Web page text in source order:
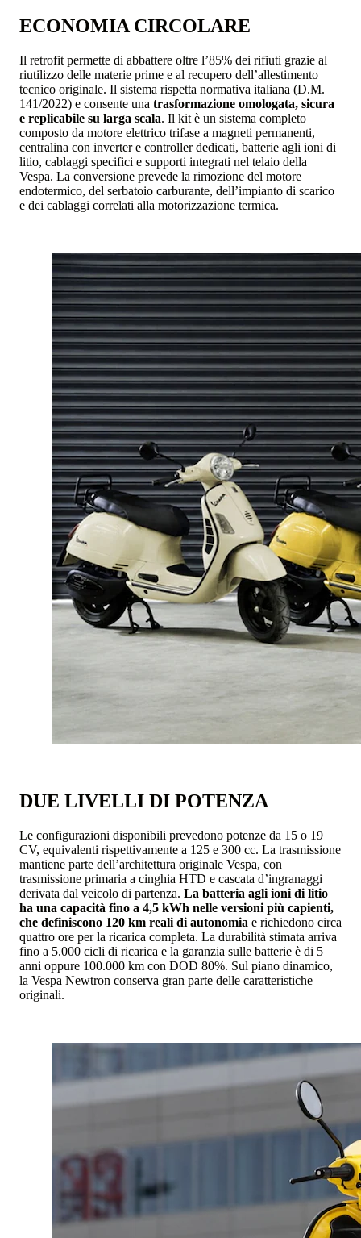
ECONOMIA CIRCOLARE
Il retrofit permette di abbattere oltre l’85% dei rifiuti grazie al
riutilizzo delle materie prime e al recupero dell’allestimento
tecnico originale. Il sistema rispetta normativa italiana (D.M.
141/2022) e consente una trasformazione omologata, sicura
e replicabile su larga scala. Il kit è un sistema completo
composto da motore elettrico trifase a magneti permanenti,
centralina con inverter e controller dedicati, batterie agli ioni di
litio, cablaggi specifici e supporti integrati nel telaio della
Vespa. La conversione prevede la rimozione del motore
endotermico, del serbatoio carburante, dell’impianto di scarico
e dei cablaggi correlati alla motorizzazione termica.
DUE LIVELLI DI POTENZA
Le configurazioni disponibili prevedono potenze da 15 o 19
CV, equivalenti rispettivamente a 125 e 300 cc. La trasmissione
mantiene parte dell’architettura originale Vespa, con
trasmissione primaria a cinghia HTD e cascata d’ingranaggi
derivata dal veicolo di partenza. La batteria agli ioni di litio
ha una capacità fino a 4,5 kWh nelle versioni più capienti,
che definiscono 120 km reali di autonomia e richiedono circa
quattro ore per la ricarica completa. La durabilità stimata arriva
fino a 5.000 cicli di ricarica e la garanzia sulle batterie è di 5
anni oppure 100.000 km con DOD 80%. Sul piano dinamico,
la Vespa Newtron conserva gran parte delle caratteristiche
originali.